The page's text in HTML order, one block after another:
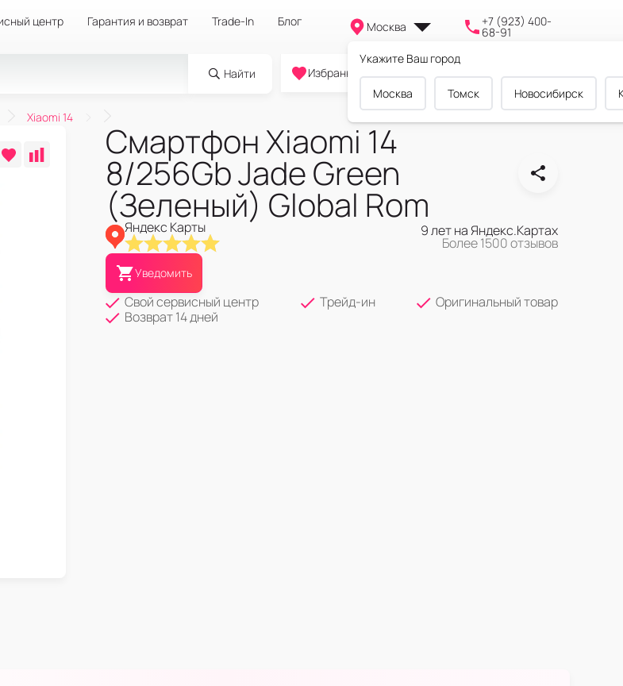
центр Гарантия и возврат Trade-In Блог Москва
Укажите Ваш город
Москва Томск Новосибирск
+7 (923) 400-
68-91
Найти
0
Избранное Cравнение Корзина
Xiaomi 14
Смартфон Xiaomi 14
8/256Gb Jade Green
(Зеленый) Global Rom
Яндекс Карты 9 лет на Яндекс.Картах
Более 1500 отзывов
Уведомить
Свой сервисный центр Трейд-ин
Оригинальный товар
Возврат 14 дней